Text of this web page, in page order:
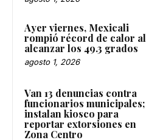
Ayer viernes, Mexicali
rompió récord de calor al
alcanzar los 49.3 grados
agosto 1, 2026
Van 13 denuncias contra
funcionarios municipales;
instalan kiosco para
reportar extorsiones en
Zona Centro